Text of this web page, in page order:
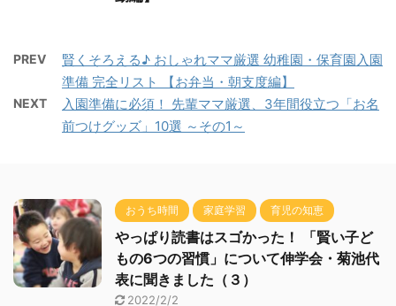
PREV
賢くそろえる♪ おしゃれママ厳選 幼稚園・保育園入園
準備 完全リスト 【お弁当・朝支度編】
NEXT
入園準備に必須！ 先輩ママ厳選、3年間役立つ「お名
前つけグッズ」10選 ～その1～
おうち時間 家庭学習 育児の知恵
やっぱり読書はスゴかった！ 「賢い子ど
もの6つの習慣」について伸学会・菊池代
表に聞きました（３）
2022/2/2